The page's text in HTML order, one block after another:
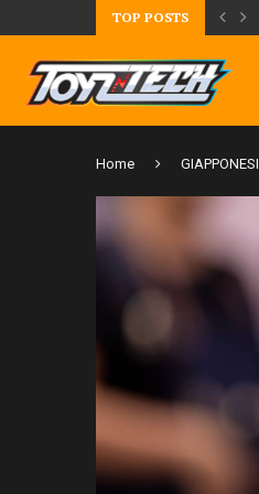
TOP POSTS
LA FIGURE DI IPPO MAKUNOUCHI!
Home GIAPPONESI